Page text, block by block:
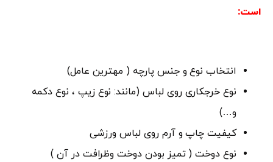
است:
انتخاب نوع و جنس پارچه ( مهترین عامل)
نوع خرجکاری روی لباس (مانند: نوع زیپ ، نوع دکمه
و…)
کیفیت چاپ و آرم روی لباس ورزشی
نوع دوخت ( تمیز بودن دوخت وظرافت در آن )